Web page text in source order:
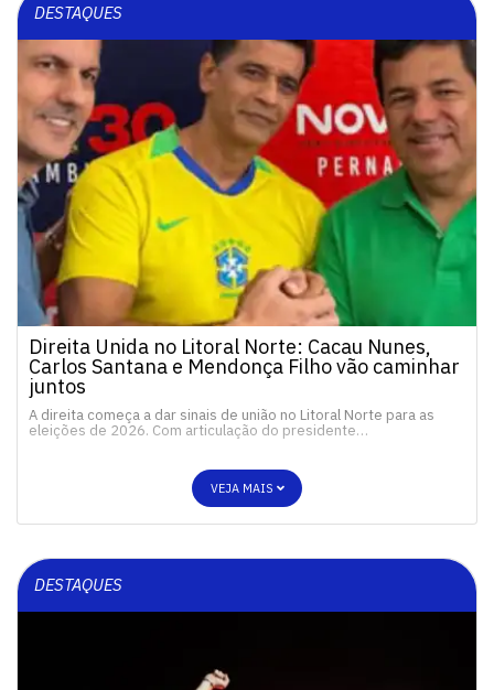
DESTAQUES
Direita Unida no Litoral Norte: Cacau Nunes,
Carlos Santana e Mendonça Filho vão caminhar
juntos
A direita começa a dar sinais de união no Litoral Norte para as
eleições de 2026. Com articulação do presidente…
VEJA MAIS
DESTAQUES